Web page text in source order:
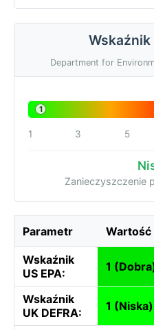
Wskaźnik
Department for
1
1 3 5
Zanieczyszczenie
Parametr Wartość
Wskaźnik
US EPA:
1
Wskaźnik
UK DEFRA:
1 (Niska)